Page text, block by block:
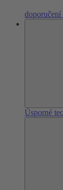
doporučení
Úsporné